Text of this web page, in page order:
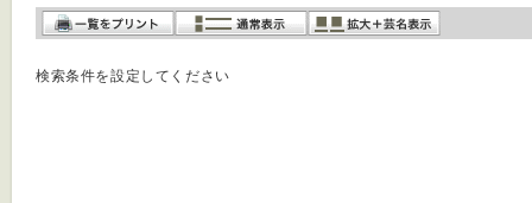
検索条件を設定してください